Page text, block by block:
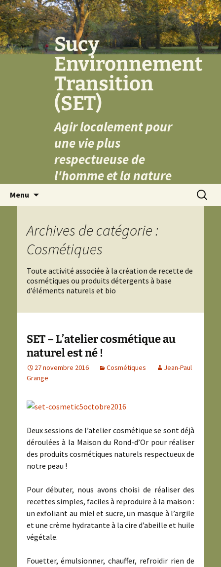
Aller
au
contenu
Sucy
Environnement
Transition
(SET)
Agir localement pour
une vie plus
respectueuse de
l'homme et la nature
Menu
Archives de catégorie :
Cosmétiques
Toute activité associée à la création de recette de
cosmétiques ou produits détergents à base
d’éléments naturels et bio
SET – L’atelier cosmétique au
naturel est né !
27 novembre 2016 Cosmétiques
Jean-Paul
Grange
Deux sessions de l’atelier cosmétique se sont déjà
déroulées à la Maison du Rond-d’Or pour réaliser
des produits cosmétiques naturels respectueux de
notre peau !
Pour débuter, nous avons choisi de réaliser des
recettes simples, faciles à reproduire à la maison :
un exfoliant au miel et sucre, un masque à l’argile
et une crème hydratante à la cire d’abeille et huile
végétale.
Fouetter, émulsionner, chauffer, refroidir rien de